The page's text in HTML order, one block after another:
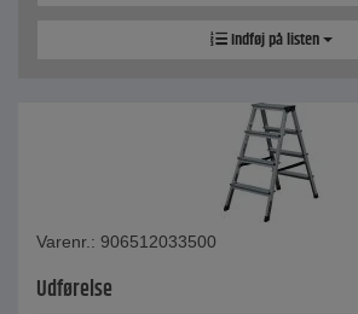
Indføj på listen
Varenr.: 906512033500
Udførelse